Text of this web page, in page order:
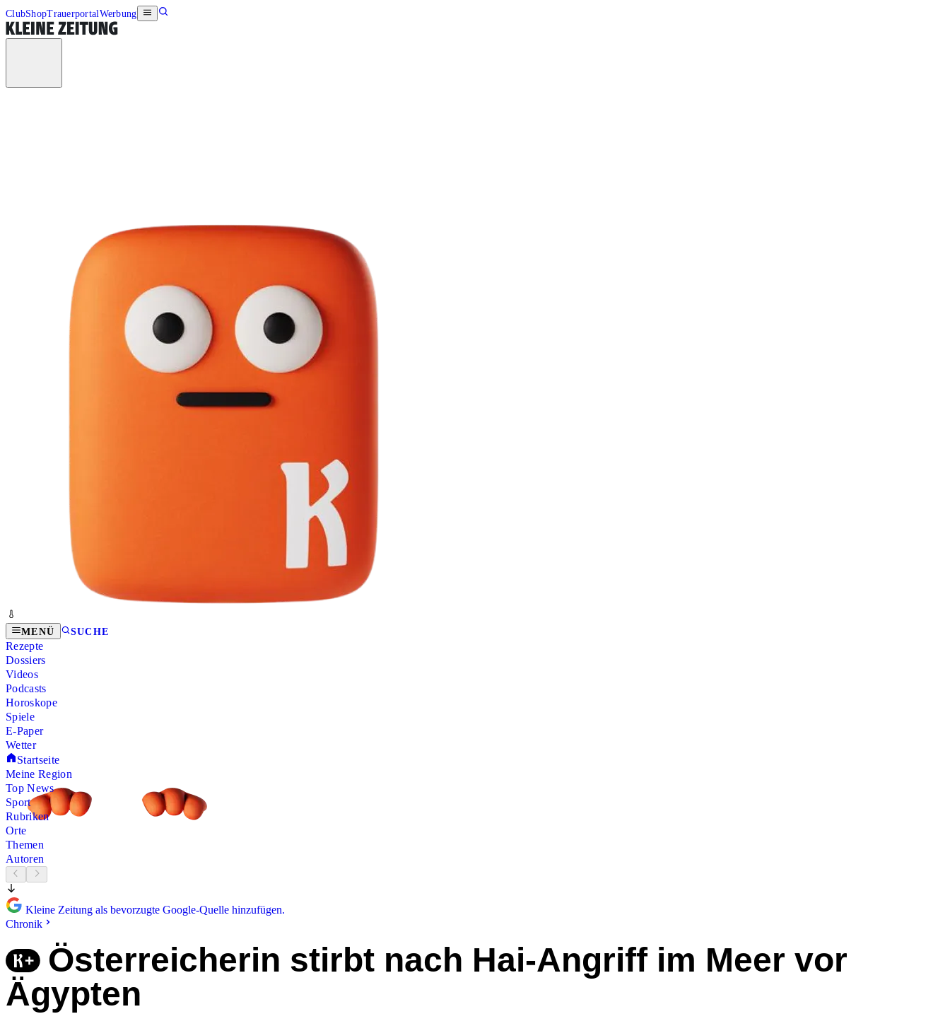
ClubShopTrauerportalWerbung
MENÜ SUCHE
Rezepte
Dossiers
Videos
Podcasts
Horoskope
Spiele
E-Paper
Wetter
Startseite
Meine Region
Top News
Sport
Rubriken
Orte
Themen
Autoren
Kleine Zeitung als bevorzugte Google-Quelle hinzufügen.
Chronik
Österreicherin stirbt nach Hai-Angriff im Meer vor
Ägypten